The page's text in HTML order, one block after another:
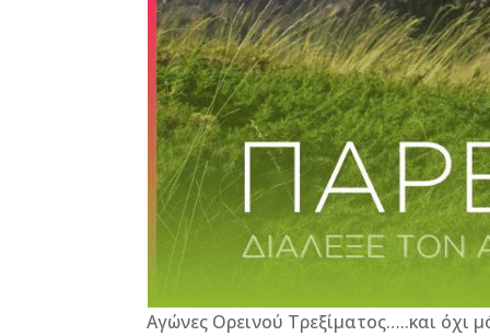
Αγώνες Ορεινού Τρεξίματος…..και όχι